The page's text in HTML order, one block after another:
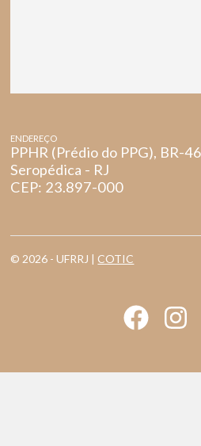
ENDEREÇO
PPHR (Prédio do PPG), BR-
Seropédica - RJ
CEP: 23.897-000
© 2026 - UFRRJ |COTIC